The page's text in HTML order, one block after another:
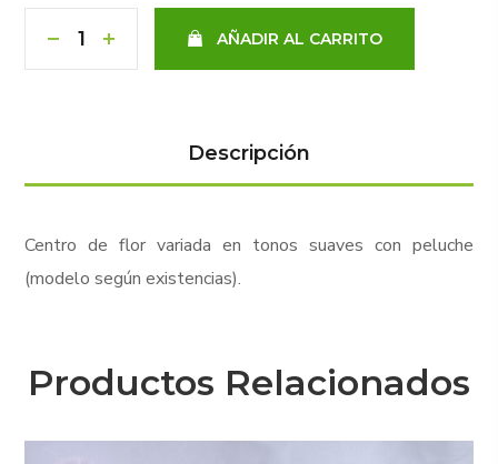
AÑADIR AL CARRITO
Descripción
Centro de flor variada en tonos suaves con peluche
(modelo según existencias).
Productos Relacionados